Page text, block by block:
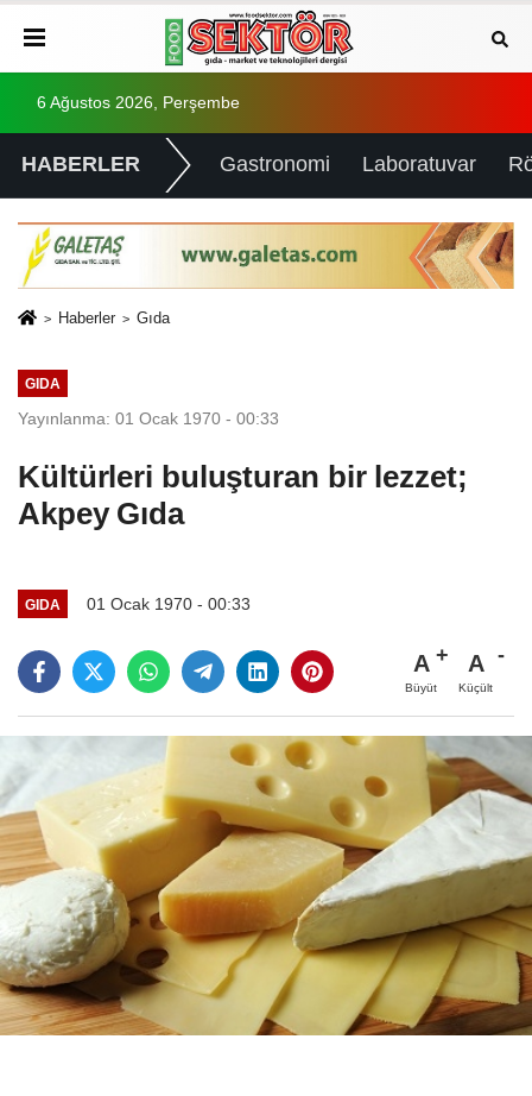
6 Ağustos 2026, Perşembe
HABERLER Gastronomi Laboratuvar
Haberler Gıda
GIDA
Yayınlanma: 01 Ocak 1970 - 00:33
Kültürleri buluşturan bir lezzet;
Akpey Gıda
GIDA 01 Ocak 1970 - 00:33
A
Büyüt
A
Küçült